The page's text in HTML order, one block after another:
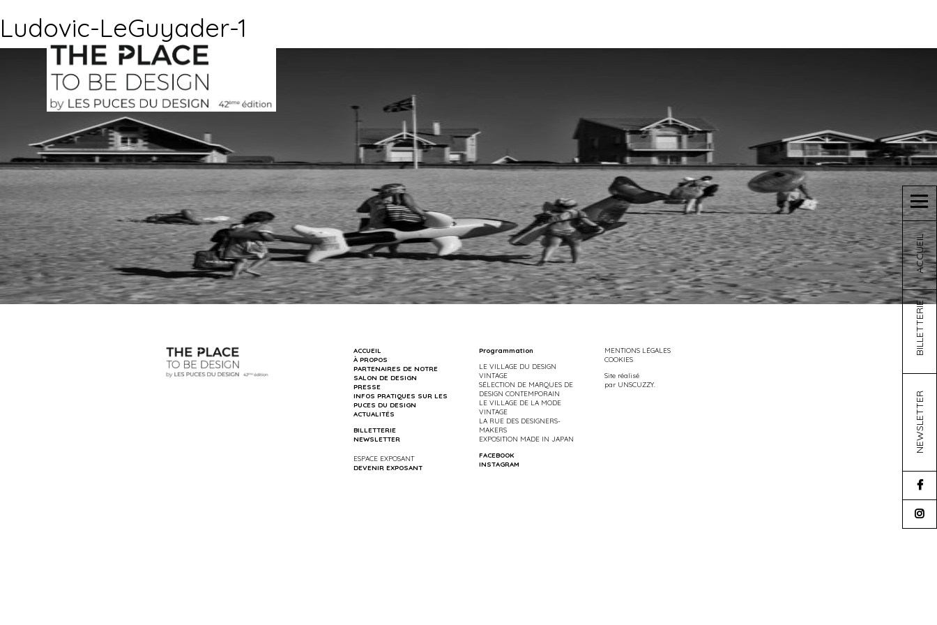
ACCUEIL
BILLETTERIE
NEWSLETTER
Ludovic-LeGuyader-1
ACCUEIL
À PROPOS
PARTENAIRES DE NOTRE
SALON DE DESIGN
PRESSE
INFOS PRATIQUES SUR LES
PUCES DU DESIGN
ACTUALITÉS
BILLETTERIE
NEWSLETTER
ESPACE EXPOSANT
DEVENIR EXPOSANT
Programmation
LE VILLAGE DU DESIGN
VINTAGE
SÉLECTION DE MARQUES DE
DESIGN CONTEMPORAIN
LE VILLAGE DE LA MODE
VINTAGE
LA RUE DES DESIGNERS-
MAKERS
EXPOSITION MADE IN JAPAN
FACEBOOK
INSTAGRAM
MENTIONS LÉGALES
COOKIES
Site réalisé
par UNSCUZZY